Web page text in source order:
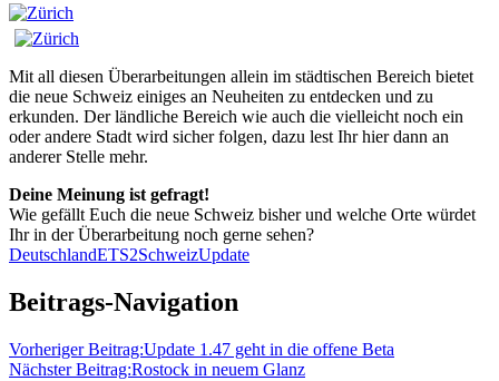
Mit all diesen Überarbeitungen allein im städtischen Bereich bietet
die neue Schweiz einiges an Neuheiten zu entdecken und zu
erkunden. Der ländliche Bereich wie auch die vielleicht noch ein
oder andere Stadt wird sicher folgen, dazu lest Ihr hier dann an
anderer Stelle mehr.
Deine Meinung ist gefragt!
Wie gefällt Euch die neue Schweiz bisher und welche Orte würdet
Ihr in der Überarbeitung noch gerne sehen?
DeutschlandETS2SchweizUpdate
Beitrags-Navigation
Vorheriger Beitrag:Update 1.47 geht in die offene Beta
Nächster Beitrag:Rostock in neuem Glanz